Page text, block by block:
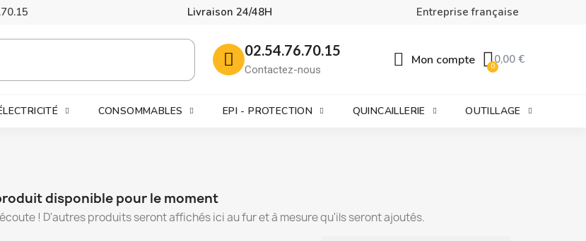
Livraison 24/48H Entreprise française
02.54.76.70.15
Contactez-nous
Mon compte 0,00 €
CONSOMMABLES EPI - PROTECTION QUINCAILLERIE OUTILLAGE
disponible pour le moment
! D'autres produits seront affichés ici au fur et à mesure qu'ils seront ajoutés.